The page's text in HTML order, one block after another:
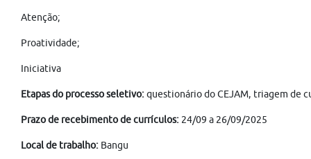
Atenção;
Proatividade;
Iniciativa
Etapas do processo seletivo:questionário do CEJAM, triagem de
Prazo de recebimento de currículos: 24/09 a 26/09/2025
Local de trabalho: Bangu